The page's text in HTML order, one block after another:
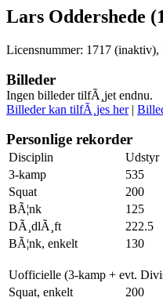
Lars Oddershede
Licensnummer: 1717
Billeder
Ingen billeder tilfÃ¸jet endnu.
Billeder kan tilfÃ¸jes her|
Personlige rekorder
Disciplin Udstyr
3-kamp
535
Squat
200
BÃ¦nk
125
DÃ¸dlÃ¸ft
222.5
BÃ¦nk, enkelt
130
Uofficielle (3-kamp + evt.
Squat, enkelt
200